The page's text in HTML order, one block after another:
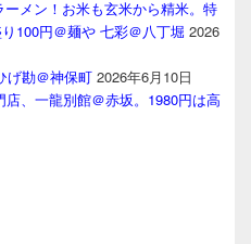
メン！お米も玄米から精米。特
100円＠麺や 七彩＠八丁堀 2026
げ勘＠神保町 2026年6月10日
、一龍別館＠赤坂。1980円は高